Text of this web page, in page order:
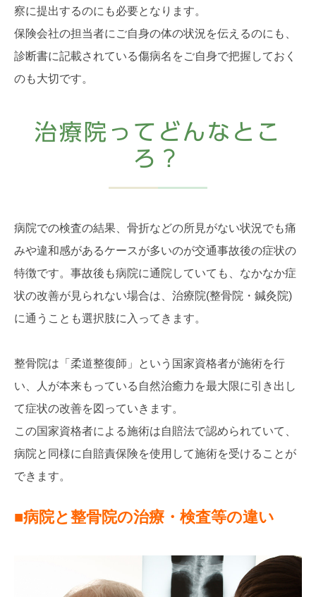
察に提出するのにも必要となります。
保険会社の担当者にご自身の体の状況を伝えるのにも、
診断書に記載されている傷病名をご自身で把握しておく
のも大切です。
治療院ってどんなとこ
ろ？
病院での検査の結果、骨折などの所見がない状況でも痛
みや違和感があるケースが多いのが交通事故後の症状の
特徴です。事故後も病院に通院していても、なかなか症
状の改善が見られない場合は、治療院(整骨院・鍼灸院)
に通うことも選択肢に入ってきます。
整骨院は「柔道整復師」という国家資格者が施術を行
い、人が本来もっている自然治癒力を最大限に引き出し
て症状の改善を図っていきます。
この国家資格者による施術は自賠法で認められていて、
病院と同様に自賠責保険を使用して施術を受けることが
できます。
■病院と整骨院の治療・検査等の違い